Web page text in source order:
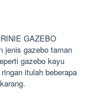
GAZEBO
jenis gazebo taman
gazebo kayu
itulah beberapa